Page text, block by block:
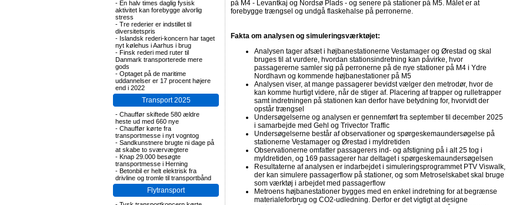
- En halv times daglig fysisk
aktivitet kan forebygge alvorlig
stress
- Tre rederier er indstillet til
diversitetspris
- Islandsk rederi-koncern har taget
nyt kølehus i Aarhus i brug
- Finsk rederi med ruter til
Danmark transporterede mere
gods
- Optaget på de maritime
uddannelser er 17 procent højere
end i 2022
Transport 2025
- Chauffør skiftede 580 ældre
heste ud med 660 nye
- Chauffør kørte fra
transportmesse i nyt vogntog
- Sandkunstnere brugte ni dage på
at skabe to sværvægtere
- Knap 29.000 besøgte
transportmesse i Herning
- Betonbil er helt elektrisk fra
drivline og tromle til transportbånd
Flytransport
på M4 - Levantkaj og Nordsø Plads - og senere på stationer på M5. Målet er at
forebygge trængsel og undgå flaskehalse på perronerne.
Fakta om analysen og simuleringsværktøjet:
Analysen tager afsæt i højbanestationerne Vestamager og Ørestad og skal
bruges til at vurdere, hvordan stationsindretning kan påvirke, hvor
passagererne samler sig på perronerne på de nye stationer på M4 i Ydre
Nordhavn og kommende højbanestationer på M5
Analysen viser, at mange passagerer bevidst vælger den metrodør, hvor de
kan komme hurtigt videre, når de stiger af. Placering af trapper og rulletrapper
samt indretningen på stationen kan derfor have betydning for, hvorvidt der
opstår trængsel
Undersøgelserne og analysen er gennemført fra september til december 2025
i samarbejde med Gehl og Trivector Traffic
Undersøgelserne består af observationer og spørgeskemaundersøgelse på
stationerne Vestamager og Ørestad i myldretiden
Observationerne omfatter passagerers ind- og afstigning på i alt 25 tog i
myldretiden, og 169 passagerer har deltaget i spørgeskemaundersøgelsen
Resultaterne af analysen er indarbejdet i simuleringsprogrammet PTV Viswalk,
der kan simulere passagerflow på stationer, og som Metroselskabet skal bruge
som værktøj i arbejdet med passagerflow
Metroens højbanestationer bygges med en enkel indretning for at begrænse
materialeforbrug og CO2-udledning. Derfor er det vigtigt at designe